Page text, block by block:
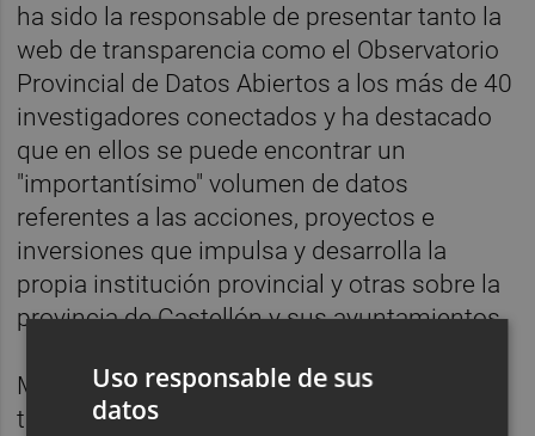
ha sido la responsable de presentar tanto la
web de transparencia como el Observatorio
Provincial de Datos Abiertos a los más de 40
investigadores conectados y ha destacado
que en ellos se puede encontrar un
"importantísimo" volumen de datos
referentes a las acciones, proyectos e
inversiones que impulsa y desarrolla la
propia institución provincial y otras sobre la
provincia de Castellón y sus ayuntamientos.
Miralles considera "muy útil" avanzar en
transparencia de la mano "de un centro
Uso responsable de sus
datos